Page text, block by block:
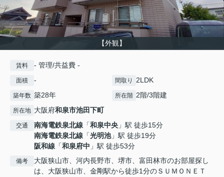
【外観】
賃料 - 管理/共益費 -
面積 - 間取り 2LDK
築年数 築28年 所在階 2階/3階建
所在地 大阪府和泉市池田下町
交通 南海電鉄泉北線 「和泉中央 」駅 徒歩15分
南海電鉄泉北線 「光明池」駅 徒歩19分
阪和線 「和泉府中 」駅 徒歩53分
備考
大阪狭山市、河内長野市、堺市、富田林市のお部屋探し
は、大阪狭山市、金剛駅から徒歩1分のＳＵＭＯＮＥＴ